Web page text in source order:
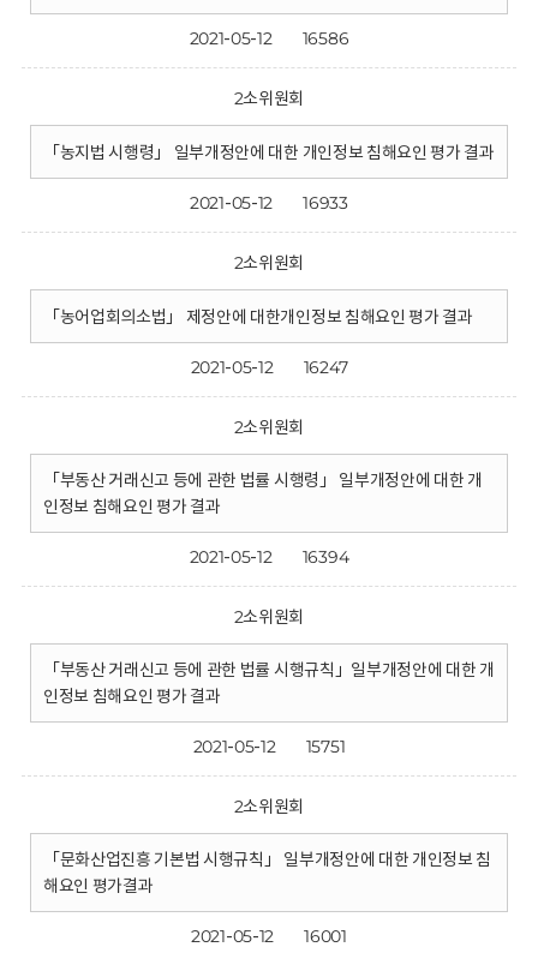
2021-05-12 16586
2소위원회
「농지법 시행령」 일부개정안에 대한 개인정보 침해요인 평가 결과
2021-05-12 16933
2소위원회
「농어업회의소법」 제정안에 대한개인정보 침해요인 평가 결과
2021-05-12 16247
2소위원회
「부동산 거래신고 등에 관한 법률 시행령」 일부개정안에 대한 개
인정보 침해요인 평가 결과
2021-05-12 16394
2소위원회
「부동산 거래신고 등에 관한 법률 시행규칙」일부개정안에 대한 개
인정보 침해요인 평가 결과
2021-05-12 15751
2소위원회
「문화산업진흥 기본법 시행규칙」 일부개정안에 대한 개인정보 침
해요인 평가결과
2021-05-12 16001